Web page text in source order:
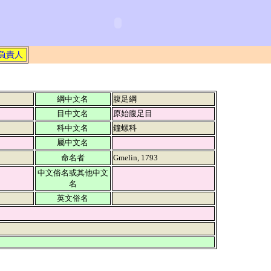
責人
綱中文名
腹足綱
目中文名
原始腹足目
科中文名
鐘螺科
屬中文名
命名者 Gmelin, 1793
中文俗名或其他中文
名
英文俗名